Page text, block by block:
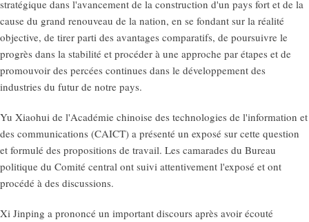
stratégique dans l'avancement de la construction d'un pays fort et de la
cause du grand renouveau de la nation, en se fondant sur la réalité
objective, de tirer parti des avantages comparatifs, de poursuivre le
progrès dans la stabilité et procéder à une approche par étapes et de
promouvoir des percées continues dans le développement des
industries du futur de notre pays.
Yu Xiaohui de l'Académie chinoise des technologies de l'information et
des communications (CAICT) a présenté un exposé sur cette question
et formulé des propositions de travail. Les camarades du Bureau
politique du Comité central ont suivi attentivement l'exposé et ont
procédé à des discussions.
Xi Jinping a prononcé un important discours après avoir écouté